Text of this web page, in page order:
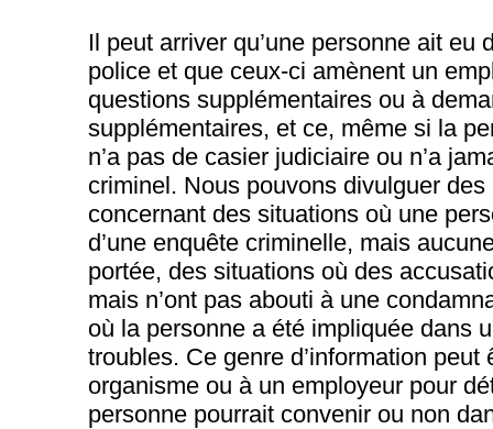
Il peut arriver qu’une personne ait eu
police et que ceux-ci amènent un
questions supplémentaires ou à
supplémentaires, et ce, même si la
n’a pas de casier judiciaire ou n’a
criminel. Nous pouvons divulguer
concernant des situations où une
d’une enquête criminelle, mais
portée, des situations où des
mais n’ont pas abouti à une
où la personne a été impliquée dans
troubles. Ce genre d’information peut
organisme ou à un employeur pour
personne pourrait convenir ou non